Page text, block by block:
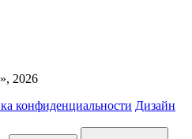
2026
конфиденциальности Дизайн